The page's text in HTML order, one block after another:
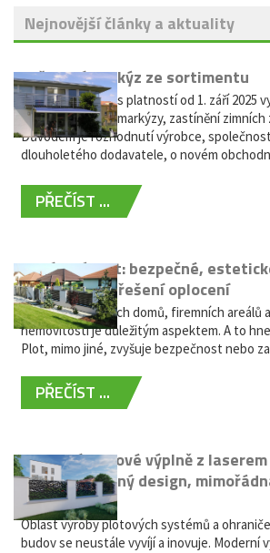
Nejnovější články a aktuality
Vyřazení markýz ze sortimentu
Vážení zákazníci, s platností od 1. září 2025
nabídky výsuvné markýzy, zastínění zimních
Důvodem je rozhodnutí výrobce,
dlouholetého dodavatele, o novém
PŘEČÍST ...
Hliníkový plot: bezpečné,
bezúdržbové řešení oplocení
Oplocení rodinných domů, firemních areálů
nemovitostí je důležitým aspektem. A to
Plot, mimo jiné, zvyšuje bezpečnost nebo
PŘEČÍST ...
Moderní plotové výplně z
kovů: výjimečný design,
žádná údržba
Oblast výroby plotových systémů a
budov se neustále vyvíjí a inovuje. Moderní